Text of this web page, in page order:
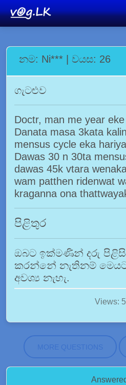
නම: Ni*** | වයස: 26
ගැටළුව
Doctr, man me year
Danata masa 3kata
mensus cycle eka
Dawas 30 n 30ta
dawas 45k vtara
wam patthen ridenwat
kraganna ona
පිළිතුර
ඔබට ඉක්මණින් දරු
කරන්නේ නැතිනම් මෙයට
අවශ්‍ය නැහැ.
Views:
MORE QUESTIONS